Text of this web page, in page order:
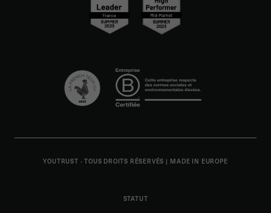
YOUTRUST - TOUS DROITS RÉSERVÉS | MADE IN EUROPE
STATUT